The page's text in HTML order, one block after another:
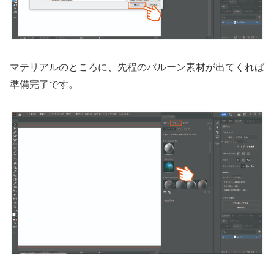
マテリアルのところに、先程のバルーン素材が出てくれば
準備完了です。